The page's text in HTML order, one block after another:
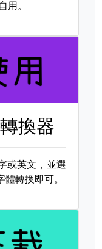
用。
換器
或英文，並選
轉換即可。